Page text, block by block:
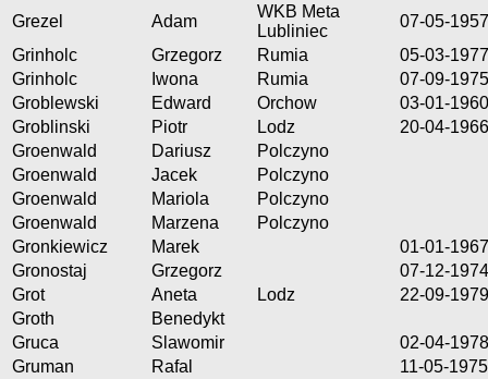
Grezel
Adam
WKB Meta
Lubliniec
07-05-1957
Grinholc
Grzegorz Rumia
05-03-1977
Grinholc
Iwona Rumia
07-09-1975
Groblewski
Edward Orchow
03-01-1960
Groblinski
Piotr Lodz
20-04-1966
Groenwald
Dariusz
Polczyno
Groenwald
Jacek
Polczyno
Groenwald
Mariola
Polczyno
Groenwald
Marzena
Polczyno
Gronkiewicz
Marek
01-01-1967
Gronostaj
Grzegorz
07-12-1974
Grot
Aneta Lodz
22-09-1979
Groth
Benedykt
Gruca
Slawomir
02-04-1978
Gruman
Rafal
11-05-1975